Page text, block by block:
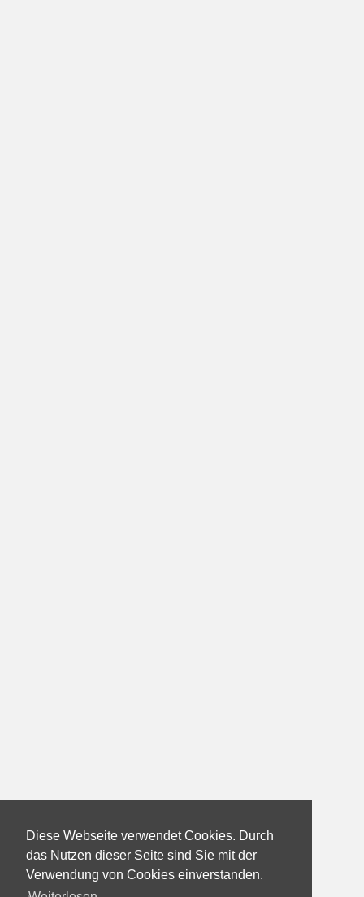
Diese Webseite verwendet Cookies. Durch
das Nutzen dieser Seite sind Sie mit der
Verwendung von Cookies einverstanden.